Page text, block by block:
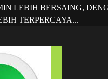
LEBIH BERSAING,
TERPERCAYA...